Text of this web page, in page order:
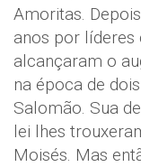
Amoritas.
anos por líderes
alcançaram o
na época de
Salomão. Sua
lei lhes
Moisés. Mas